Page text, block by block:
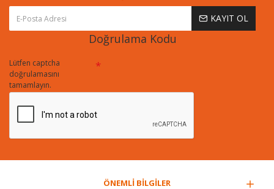
KAYIT OL
Doğrulama Kodu
Lütfen captcha
doğrulamasını
tamamlayın.
ÖNEMLİ BİLGİLER